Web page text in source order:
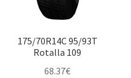
175/70R14C 95/93T
Rotalla 109
68.37€